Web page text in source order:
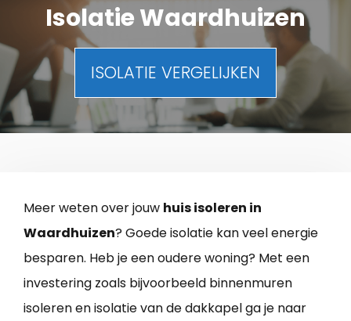
Isolatie Waardhuizen
ISOLATIE VERGELIJKEN
Meer weten over jouw huis isoleren in
Waardhuizen? Goede isolatie kan veel energie
besparen. Heb je een oudere woning? Met een
investering zoals bijvoorbeeld binnenmuren
isoleren en isolatie van de dakkapel ga je naar